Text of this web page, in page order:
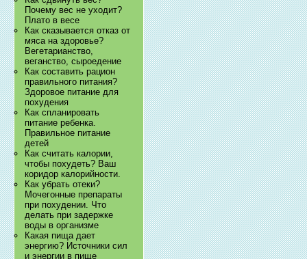
Почему вес не уходит?
Плато в весе
Как сказывается отказ от
мяса на здоровье?
Вегетарианство,
веганство, сыроедение
Как составить рацион
правильного питания?
Здоровое питание для
похудения
Как спланировать
питание ребенка.
Правильное питание
детей
Как считать калории,
чтобы похудеть? Ваш
коридор калорийности.
Как убрать отеки?
Мочегонные препараты
при похудении. Что
делать при задержке
воды в организме
Какая пища дает
энергию? Источники сил
и энергии в пище